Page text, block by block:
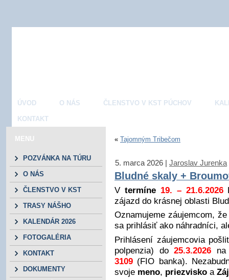
ÚVOD O NÁS ČLENSTVO V KST PÚCHOV
KONTAKT
MENU
POZVÁNKA NA TÚRU
O NÁS
ČLENSTVO V KST
Púchov
TRASY NÁŠHO
REGIONU
KALENDÁR 2026
FOTOGALÉRIA
KONTAKT
DOKUMENTY
« Tajomným Tribečom
5. marca 2026 | Jaroslav Jurenka
Bludné skaly +
V termíne 19. – 21.6.2026
zájazd do krásnej oblasti
Oznamujeme záujemcom,
sa prihlásiť ako náhradníci,
Prihlásení záujemcovia
polpenzia) do 25.3.2026
3109 (FIO banka).
svoje meno, priezvisko a